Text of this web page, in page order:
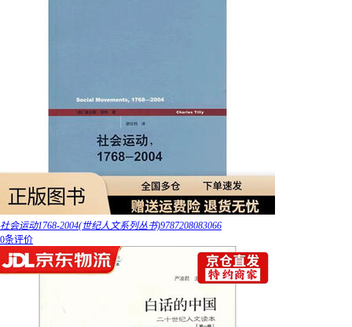
社会运动1768-2004(世纪人文系列丛书)9787208083066
0条评价